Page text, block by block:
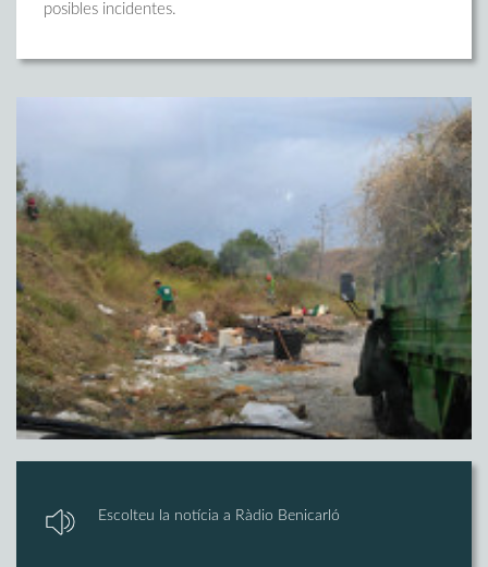
posibles incidentes.
Escolteu la notícia a Ràdio Benicarló